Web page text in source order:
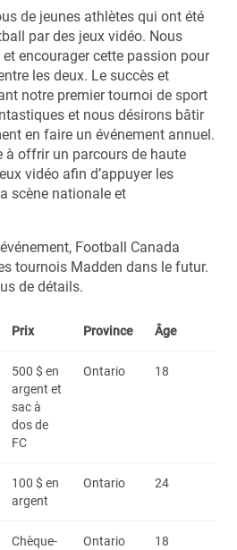
de jeunes athlètes qui ont été
par des jeux vidéo. Nous
encourager cette passion pour
les deux. Le succès et
notre premier tournoi de sport
et nous désirons bâtir
en faire un événement annuel.
à offrir un parcours de haute
vidéo afin d’appuyer les
scène nationale et
Football Canada
tournois Madden dans le futur.
de détails.
Prix Province Âge
500 $ en
argent et
sac à
dos de
FC
Ontario 18
100 $ en
argent
Ontario 24
Chèque-
Ontario 18